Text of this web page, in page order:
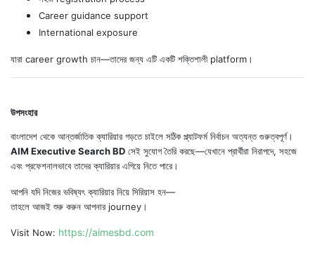
Career guidance support
International exposure
যারা career growth চান—তাদের জন্য এটি একটি শক্তিশালী platform।
উপসংহার
বাংলাদেশ থেকে আন্তর্জাতিক ক্যারিয়ার গড়তে চাইলে সঠিক প্ল্যাটফর্ম নির্বাচন অত্যন্ত গুরুত্বপূর্ণ।
AIM Executive Search BD সেই সুযোগ তৈরি করছে—যেখানে প্রার্থীরা নিরাপদে, সহজে
এবং প্রফেশনালভাবে তাদের ক্যারিয়ার এগিয়ে নিতে পারে।
আপনি যদি নিজের ভবিষ্যৎ ক্যারিয়ার নিয়ে সিরিয়াস হন—
তাহলে আজই শুরু করুন আপনার journey।
Visit Now: https://aimesbd.com